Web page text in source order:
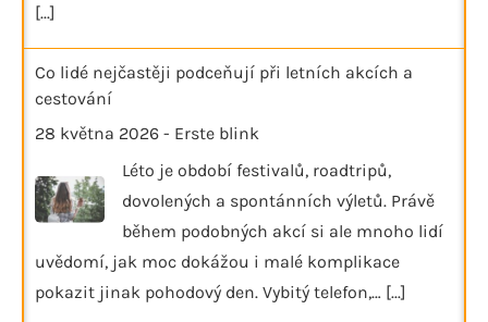
[...]
Co lidé nejčastěji podceňují při letních akcích a
cestování
28 května 2026 - Erste blink
Léto je období festivalů, roadtripů,
dovolených a spontánních výletů. Právě
během podobných akcí si ale mnoho lidí
uvědomí, jak moc dokážou i malé komplikace
pokazit jinak pohodový den. Vybitý telefon,… [...]